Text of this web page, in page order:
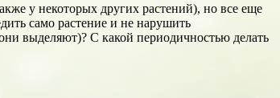
у некоторых других растений), но все еще
само растение и не нарушить
выделяют)? С какой периодичностью делать